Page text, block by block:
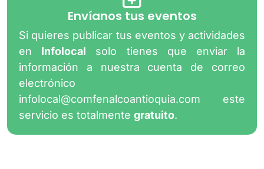
Envíanos tus eventos
Si quieres publicar tus eventos y actividades
en Infolocal solo tienes que enviar la
información a nuestra cuenta de correo
electrónico
infolocal@comfenalcoantioquia.com este
servicio es totalmente gratuito.